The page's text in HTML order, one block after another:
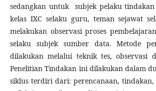
sedangkan untuk subjek pelaku
kelas IXC selaku guru, teman sejawat
melakukan observasi proses
selaku subjek sumber data. Metode
dilakukan melalui teknik tes, observasi
Penelitian Tindakan ini dilakukan dalam
siklus terdiri dari: perencanaan, tindakan,